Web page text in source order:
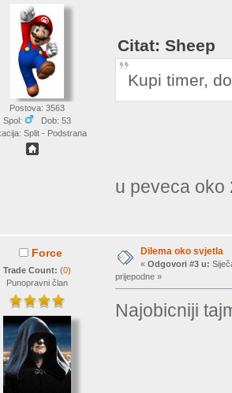
Postova: 3563
Spol:
Dob: 53
Split - Podstrana
Citat: Sheep
Kupi timer,
u peveca oko
Force
Trade Count: (0)
Punopravni član
Dilema oko svjetla
« Odgovori #3 u:
prijepodne »
Najobicniji